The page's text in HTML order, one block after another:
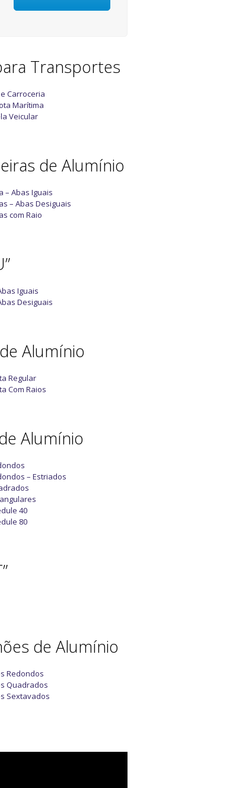
Transportes
Carroceria
Marítima
Veicular
de Alumínio
– Abas Iguais
– Abas Desiguais
com Raio
Iguais
Desiguais
Alumínio
Regular
Com Raios
Alumínio
– Estriados
40
80
de Alumínio
Redondos
Quadrados
Sextavados